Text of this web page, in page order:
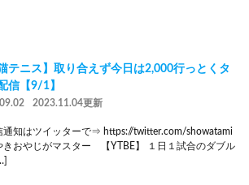
テニス】取り合えず今日は2,000行っとくタ
信【9/1】
2023.11.04更新
通知はツイッターで⇒ https://twitter.com/showatami
きおやじがマスター 【YTBE】 １日１試合のダブル